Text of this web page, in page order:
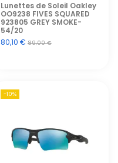
Lunettes de Soleil Oakley
OO9238 FIVES SQUARED
923805 GREY SMOKE-
54/20
80,10 €89,00 €
-10%